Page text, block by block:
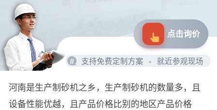
点击询价
# 支持免费定制方案 就近参观现场
河南是生产制砂机之乡，生产制砂机的数量多，且
设备性能优越，且产品价格比别的地区产品价格